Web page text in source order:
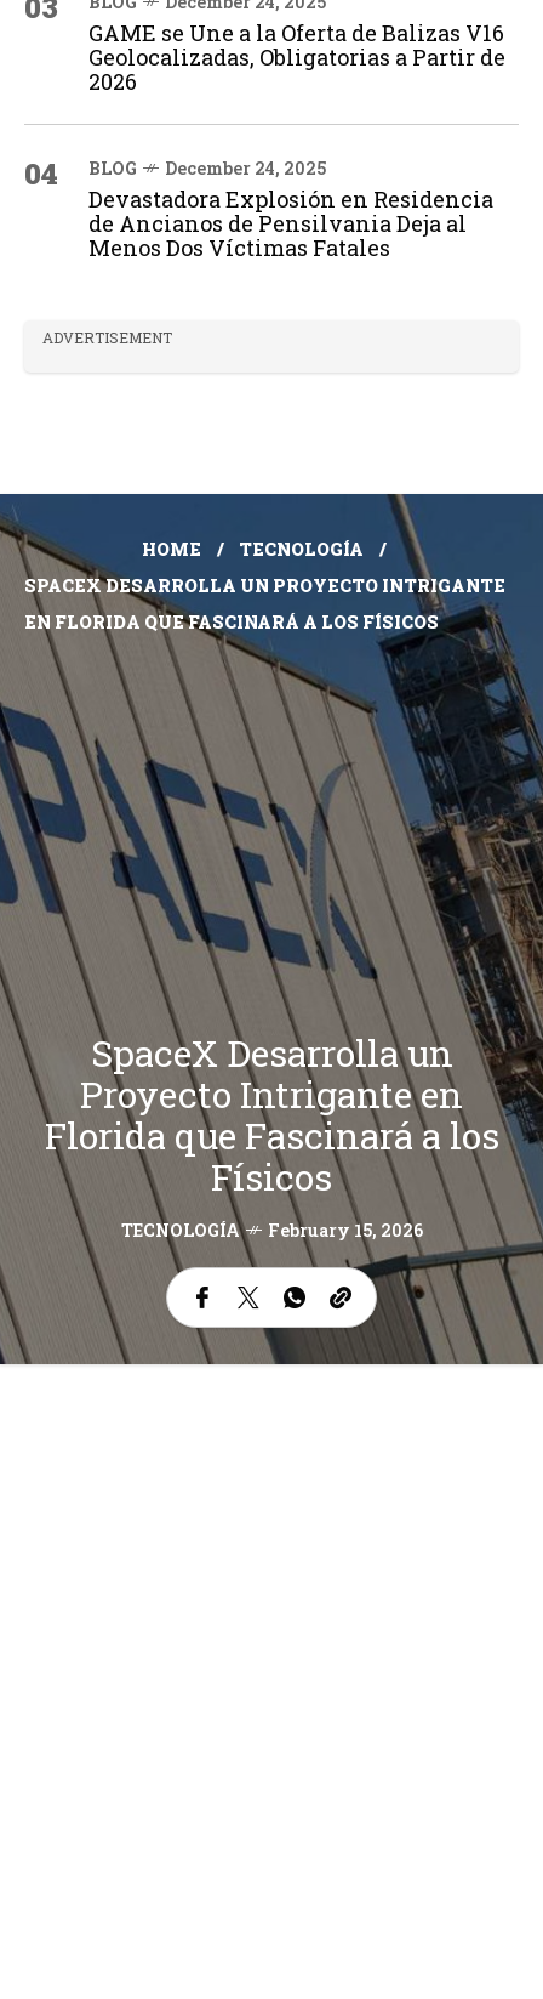
GAME se Une a la Oferta de Balizas V16
Geolocalizadas, Obligatorias a Partir de
2026
04 BLOG December 24, 2025
Devastadora Explosión en Residencia
de Ancianos de Pensilvania Deja al
Menos Dos Víctimas Fatales
ADVERTISEMENT
HOME
TECNOLOGÍA
SPACEX DESARROLLA UN PROYECTO INTRIGANTE
EN FLORIDA QUE FASCINARÁ A LOS FÍSICOS
SpaceX Desarrolla un
Proyecto Intrigante en
Florida que Fascinará a los
Físicos
TECNOLOGÍA February 15, 2026